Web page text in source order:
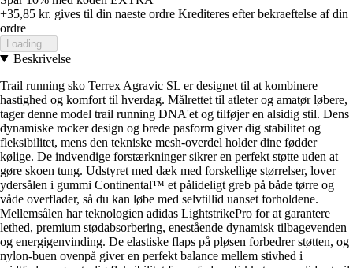
+35,85 kr. gives til din naeste ordre Krediteres efter bekraeftelse af din
ordre
Loading...
Beskrivelse
Trail running sko Terrex Agravic SL er designet til at kombinere
hastighed og komfort til hverdag. Målrettet til atleter og amatør løbere,
tager denne model trail running DNA'et og tilføjer en alsidig stil. Dens
dynamiske rocker design og brede pasform giver dig stabilitet og
fleksibilitet, mens den tekniske mesh-overdel holder dine fødder
kølige. De indvendige forstærkninger sikrer en perfekt støtte uden at
gøre skoen tung. Udstyret med dæk med forskellige størrelser, lover
ydersålen i gummi Continental™ et pålideligt greb på både tørre og
våde overflader, så du kan løbe med selvtillid uanset forholdene.
Mellemsålen har teknologien adidas LightstrikePro for at garantere
lethed, premium stødabsorbering, enestående dynamisk tilbagevenden
og energigenvinding. De elastiske flaps på pløsen forbedrer støtten, og
nylon-buen ovenpå giver en perfekt balance mellem stivhed i